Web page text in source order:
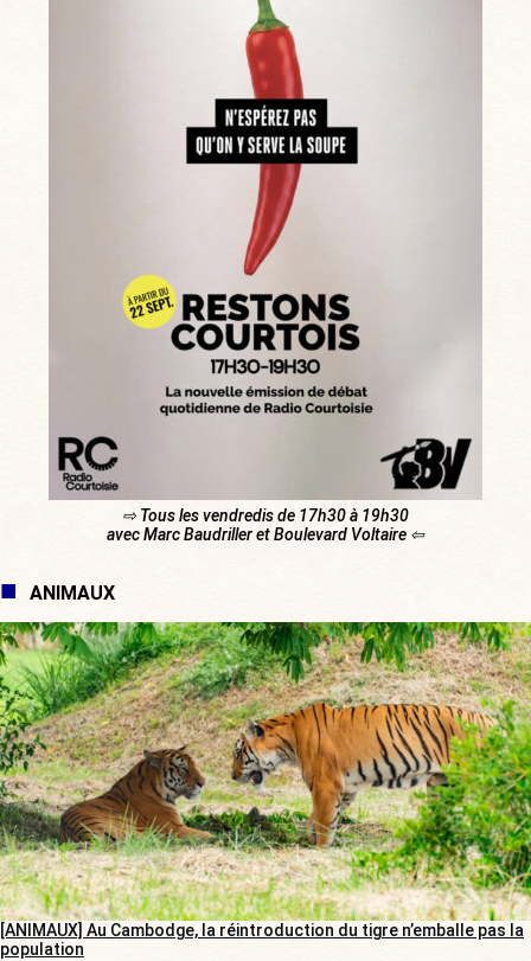
⇨ Tous les vendredis de 17h30 à 19h30
avec Marc Baudriller et Boulevard Voltaire ⇦
ANIMAUX
[ANIMAUX] Au Cambodge, la réintroduction du tigre n’emballe pas la
population